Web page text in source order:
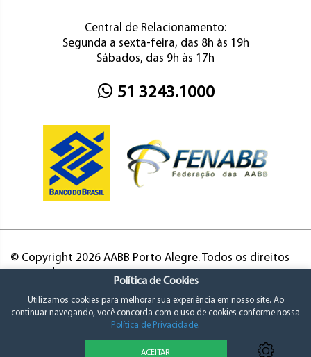
Central de Relacionamento:
Segunda a sexta-feira, das 8h às 19h
Sábados, das 9h às 17h
51 3243.1000
© Copyright 2026 AABB Porto Alegre. Todos os direitos
Política de Cookies
Utilizamos cookies para melhorar sua experiência em nosso site. Ao
continuar navegando, você concorda com o uso de cookies conforme nossa
Política de Privacidade.
ACEITAR